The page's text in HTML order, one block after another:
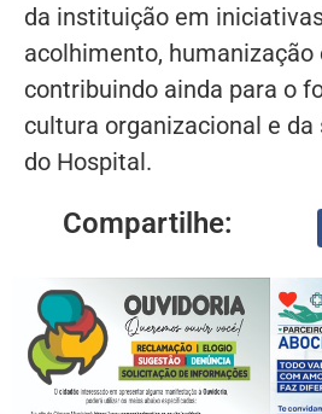
da instituição em
acolhimento, humanização
contribuindo ainda para o
cultura organizacional e
do Hospital.
Compartilhe: